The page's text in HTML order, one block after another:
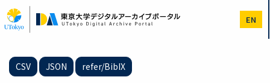
イ
ン
EN
CSV JSON refer/BibIX